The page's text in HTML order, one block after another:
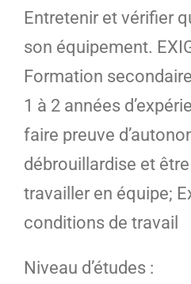
Entretenir et vérifier
son équipement.
Formation
1 à 2 années
faire preuve
débrouillardise et
travailler en équipe;
conditions de travail
Niveau d’études :